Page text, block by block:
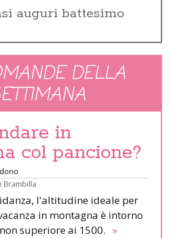
auguri battesimo
DELLA
in
col pancione?
Brambilla
l'altitudine ideale per
in montagna è intorno
superiore ai 1500. »